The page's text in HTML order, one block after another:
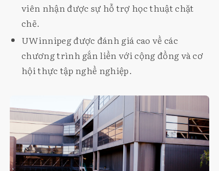
viên nhận được sự hỗ trợ học thuật chặt
chẽ.
UWinnipeg được đánh giá cao về các
chương trình gắn liền với cộng đồng và cơ
hội thực tập nghề nghiệp.